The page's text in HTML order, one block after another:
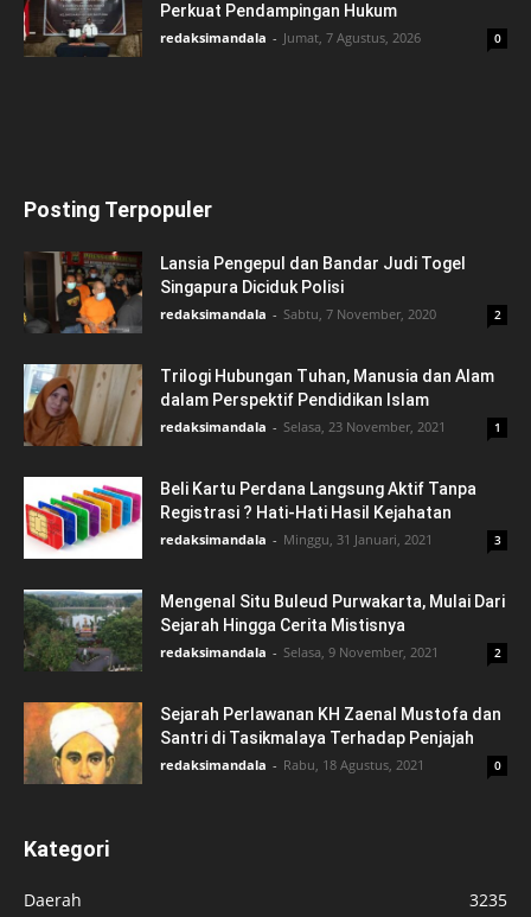
Perkuat Pendampingan Hukum
redaksimandala - Jumat, 7 Agustus, 2026 0
Posting Terpopuler
Lansia Pengepul dan Bandar Judi Togel
Singapura Diciduk Polisi
redaksimandala - Sabtu, 7 November, 2020 2
Trilogi Hubungan Tuhan, Manusia dan Alam
dalam Perspektif Pendidikan Islam
redaksimandala - Selasa, 23 November, 2021 1
Beli Kartu Perdana Langsung Aktif Tanpa
Registrasi ? Hati-Hati Hasil Kejahatan
redaksimandala - Minggu, 31 Januari, 2021 3
Mengenal Situ Buleud Purwakarta, Mulai Dari
Sejarah Hingga Cerita Mistisnya
redaksimandala - Selasa, 9 November, 2021 2
Sejarah Perlawanan KH Zaenal Mustofa dan
Santri di Tasikmalaya Terhadap Penjajah
redaksimandala - Rabu, 18 Agustus, 2021 0
Kategori
Daerah
3235